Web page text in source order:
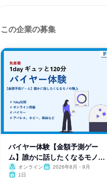
この企業の募集
バイヤー体験【金額予測ゲー
ム】誰かに話したくなるモノの
魅力オンライン
2026年8月・9月
1日